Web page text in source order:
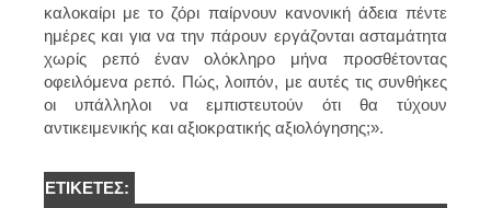
καλοκαίρι με το ζόρι παίρνουν κανονική άδεια πέντε
ημέρες και για να την πάρουν εργάζονται ασταμάτητα
χωρίς ρεπό έναν ολόκληρο μήνα προσθέτοντας
οφειλόμενα ρεπό. Πώς, λοιπόν, με αυτές τις συνθήκες
οι υπάλληλοι να εμπιστευτούν ότι θα τύχουν
αντικειμενικής και αξιοκρατικής αξιολόγησης;».
ΕΤΙΚΈΤΕΣ: